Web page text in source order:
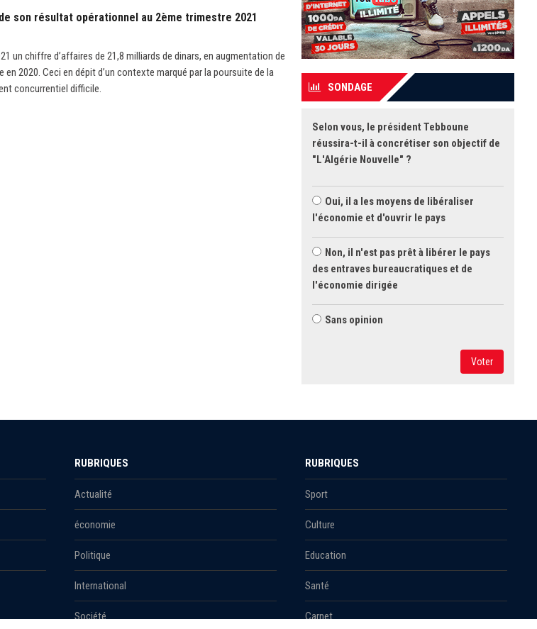
son résultat opérationnel au 2ème trimestre 2021
un chiffre d’affaires de 21,8 milliards de dinars, en augmentation de
en 2020. Ceci en dépit d’un contexte marqué par la poursuite de la
concurrentiel difficile.
SONDAGE
Selon vous, le président Tebboune
réussira-t-il à concrétiser son objectif de
"L'Algérie Nouvelle" ?
Oui, il a les moyens de libéraliser
l'économie et d'ouvrir le pays
Non, il n'est pas prêt à libérer le pays
des entraves bureaucratiques et de
l'économie dirigée
Sans opinion
Voter
RUBRIQUES
Actualité
économie
Politique
International
Société
RUBRIQUES
Sport
Culture
Education
Santé
Carnet